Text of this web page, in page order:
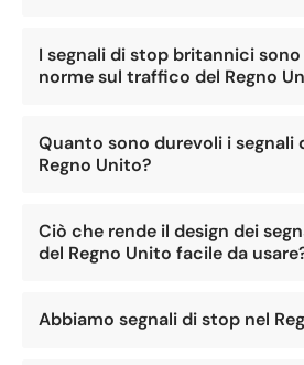
I segnali di stop britannici
norme sul traffico del Regno
Quanto sono durevoli i segnali
Regno Unito?
Ciò che rende il design dei
del Regno Unito facile da
Abbiamo segnali di stop nel